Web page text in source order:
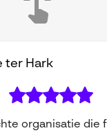
ter Hark
organisatie die